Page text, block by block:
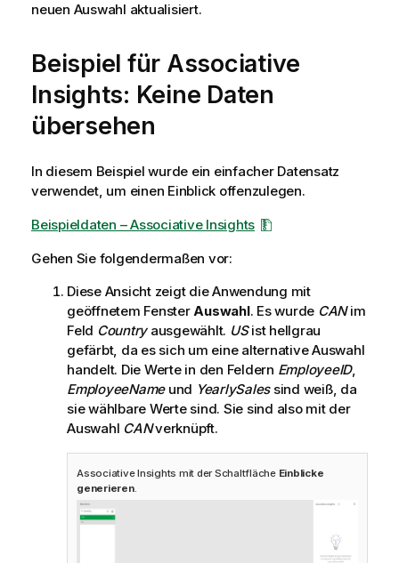
neuen Auswahl aktualisiert.
Beispiel für Associative
Insights: Keine Daten
übersehen
In diesem Beispiel wurde ein einfacher Datensatz
verwendet, um einen Einblick offenzulegen.
Beispieldaten – Associative Insights
Gehen Sie folgendermaßen vor:
Diese Ansicht zeigt die Anwendung mit
geöffnetem Fenster Auswahl. Es wurde CANim
Feld Countryausgewählt. USist hellgrau
gefärbt, da es sich um eine alternative Auswahl
handelt. Die Werte in den Feldern EmployeeID,
EmployeeNameund YearlySalessind weiß, da
sie wählbare Werte sind. Sie sind also mit der
Auswahl CANverknüpft.
Associative Insights mit der Schaltfläche Einblicke
generieren.